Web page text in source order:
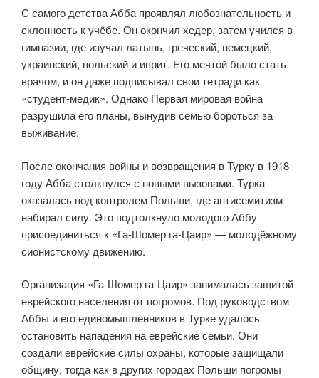
С самого детства Абба проявлял любознательность и
склонность к учёбе. Он окончил хедер, затем учился в
гимназии, где изучал латынь, греческий, немецкий,
украинский, польский и иврит. Его мечтой было стать
врачом, и он даже подписывал свои тетради как
«студент-медик». Однако Первая мировая война
разрушила его планы, вынудив семью бороться за
выживание.
После окончания войны и возвращения в Турку в 1918
году Абба столкнулся с новыми вызовами. Турка
оказалась под контролем Польши, где антисемитизм
набирал силу. Это подтолкнуло молодого Аббу
присоединиться к «Га-Шомер га-Цаир» — молодёжному
сионистскому движению.
Организация «Га-Шомер га-Цаир» занималась защитой
еврейского населения от погромов. Под руководством
Аббы и его единомышленников в Турке удалось
остановить нападения на еврейские семьи. Они
создали еврейские силы охраны, которые защищали
общину, тогда как в других городах Польши погромы